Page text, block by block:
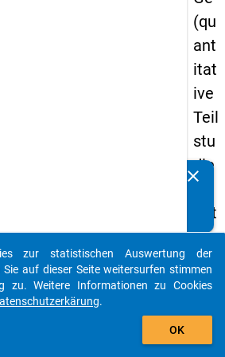
(qu
ant
itat
ive
Teil
stu
die
drit
te
We
lle
Details
clear
auto_stories
add_shopping_cart
zur statistischen Auswertung der
Sie auf dieser Seite weitersurfen stimmen
zu. Weitere Informationen zu Cookies
.
OK